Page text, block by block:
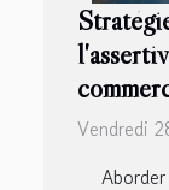
Vendredi